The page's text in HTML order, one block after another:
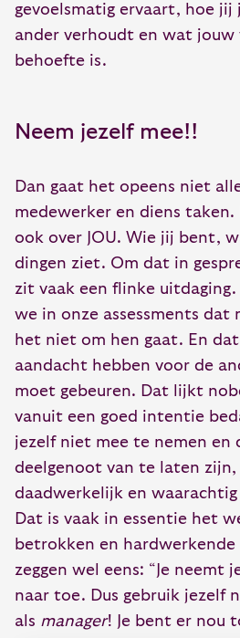
gevoelsmatig ervaart, hoe
ander verhoudt en wat jouw
behoefte is.
Neem jezelf mee!!
Dan gaat het opeens niet
medewerker en diens taken.
ook over JOU. Wie jij bent,
dingen ziet. Om dat in
zit vaak een flinke uitdaging.
we in onze assessments
het niet om hen gaat. En
aandacht hebben voor de
moet gebeuren. Dat lijkt
vanuit een goed intentie
jezelf niet mee te nemen en
deelgenoot van te laten
daadwerkelijk en
Dat is vaak in essentie het
betrokken en hardwerkende
zeggen wel eens: “Je neemt
naar toe. Dus gebruik jezelf
als manager! Je bent er nou